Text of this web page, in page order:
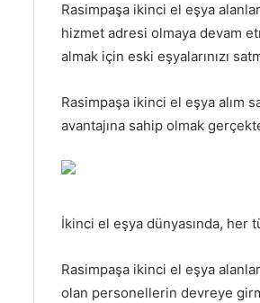
Rasimpaşa ikinci el eşya
hizmet adresi olmaya devam
almak için eski eşyalarınızı
Rasimpaşa ikinci el eşya alım
avantajına sahip olmak
İkinci el eşya dünyasında,
Rasimpaşa ikinci el eşya
olan personellerin devreye